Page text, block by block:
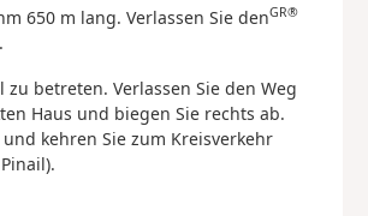
650 m lang. Verlassen Sie denGR®
betreten. Verlassen Sie den Weg
Haus und biegen Sie rechts ab.
kehren Sie zum Kreisverkehr